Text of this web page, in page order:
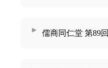
儒商同仁堂 第89回